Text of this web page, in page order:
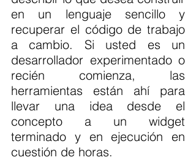
en un lenguaje sencillo y
recuperar el código de trabajo
a cambio. Si usted es un
desarrollador experimentado o
recién comienza, las
herramientas están ahí para
llevar una idea desde el
concepto a un widget
terminado y en ejecución en
cuestión de horas.